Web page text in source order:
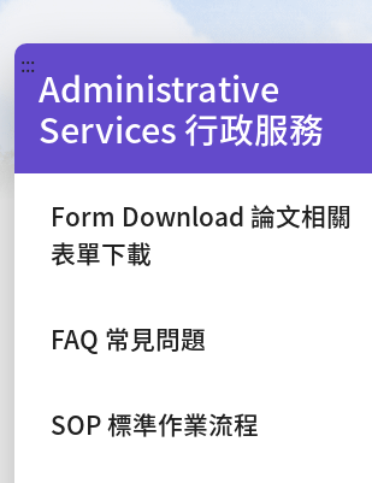
:::Administrative
Services 行政服務
Form Download 論文相關
表單下載
FAQ 常見問題
SOP 標準作業流程